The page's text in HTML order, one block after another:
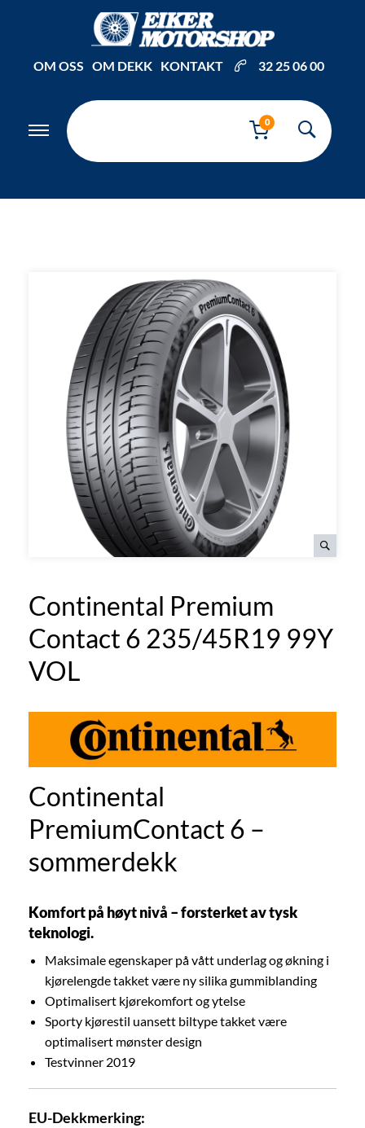
OM OSS OM DEKK KONTAKT 32 25 06 00
0
Continental Premium
Contact 6 235/45R19 99Y
VOL
Continental
PremiumContact 6 –
sommerdekk
Komfort på høyt nivå – forsterket av tysk
teknologi.
Maksimale egenskaper på vått underlag og økning i
kjørelengde takket være ny silika gummiblanding
Optimalisert kjørekomfort og ytelse
Sporty kjørestil uansett biltype takket være
optimalisert mønster design
Testvinner 2019
EU-Dekkmerking: